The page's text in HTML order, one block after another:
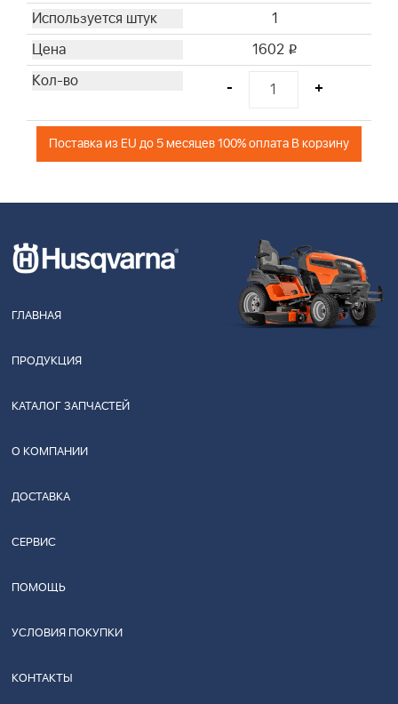
1
1602 i
- +
Поставка из EU до 5 месяцев 100% оплата В корзину
ГЛАВНАЯ
ПРОДУКЦИЯ
КАТАЛОГ ЗАПЧАСТЕЙ
О КОМПАНИИ
ДОСТАВКА
СЕРВИС
ПОМОЩЬ
УСЛОВИЯ ПОКУПКИ
КОНТАКТЫ